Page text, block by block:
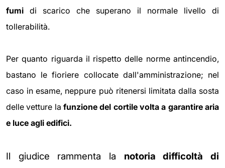
fumi di scarico che superano il normale livello di
tollerabilità.
Per quanto riguarda il rispetto delle norme antincendio,
bastano le fioriere collocate dall'amministrazione; nel
caso in esame, neppure può ritenersi limitata dalla sosta
delle vetture la funzione del cortile volta a garantire aria
e luce agli edifici.
Il giudice rammenta la notoria difficoltà di